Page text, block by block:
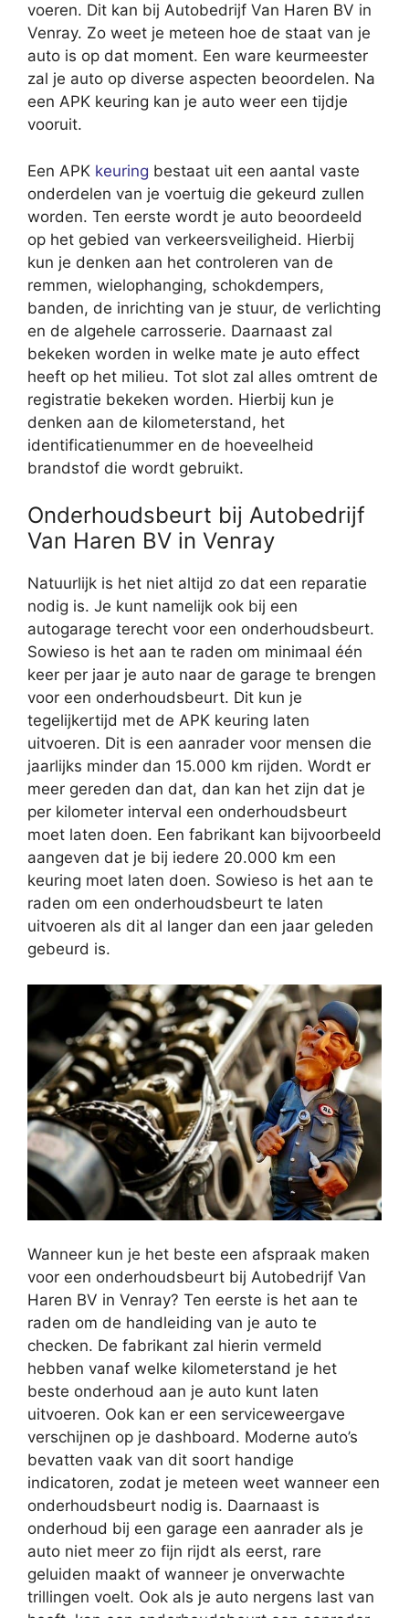
voeren. Dit kan bij Autobedrijf Van Haren BV in
Venray. Zo weet je meteen hoe de staat van je
auto is op dat moment. Een ware keurmeester
zal je auto op diverse aspecten beoordelen. Na
een APK keuring kan je auto weer een tijdje
vooruit.
Een APK keuring bestaat uit een aantal vaste
onderdelen van je voertuig die gekeurd zullen
worden. Ten eerste wordt je auto beoordeeld
op het gebied van verkeersveiligheid. Hierbij
kun je denken aan het controleren van de
remmen, wielophanging, schokdempers,
banden, de inrichting van je stuur, de verlichting
en de algehele carrosserie. Daarnaast zal
bekeken worden in welke mate je auto effect
heeft op het milieu. Tot slot zal alles omtrent de
registratie bekeken worden. Hierbij kun je
denken aan de kilometerstand, het
identificatienummer en de hoeveelheid
brandstof die wordt gebruikt.
Onderhoudsbeurt bij Autobedrijf
Van Haren BV in Venray
Natuurlijk is het niet altijd zo dat een reparatie
nodig is. Je kunt namelijk ook bij een
autogarage terecht voor een onderhoudsbeurt.
Sowieso is het aan te raden om minimaal één
keer per jaar je auto naar de garage te brengen
voor een onderhoudsbeurt. Dit kun je
tegelijkertijd met de APK keuring laten
uitvoeren. Dit is een aanrader voor mensen die
jaarlijks minder dan 15.000 km rijden. Wordt er
meer gereden dan dat, dan kan het zijn dat je
per kilometer interval een onderhoudsbeurt
moet laten doen. Een fabrikant kan bijvoorbeeld
aangeven dat je bij iedere 20.000 km een
keuring moet laten doen. Sowieso is het aan te
raden om een onderhoudsbeurt te laten
uitvoeren als dit al langer dan een jaar geleden
gebeurd is.
Wanneer kun je het beste een afspraak maken
voor een onderhoudsbeurt bij Autobedrijf Van
Haren BV in Venray? Ten eerste is het aan te
raden om de handleiding van je auto te
checken. De fabrikant zal hierin vermeld
hebben vanaf welke kilometerstand je het
beste onderhoud aan je auto kunt laten
uitvoeren. Ook kan er een serviceweergave
verschijnen op je dashboard. Moderne auto’s
bevatten vaak van dit soort handige
indicatoren, zodat je meteen weet wanneer een
onderhoudsbeurt nodig is. Daarnaast is
onderhoud bij een garage een aanrader als je
auto niet meer zo fijn rijdt als eerst, rare
geluiden maakt of wanneer je onverwachte
trillingen voelt. Ook als je auto nergens last van